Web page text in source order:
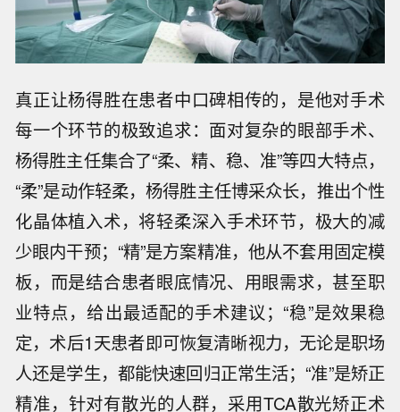
真正让杨得胜在患者中口碑相传的，是他对手术
每一个环节的极致追求：面对复杂的眼部手术、
杨得胜主任集合了“柔、精、稳、准”等四大特点，
“柔”是动作轻柔，杨得胜主任博采众长，推出个性
化晶体植入术，将轻柔深入手术环节，极大的减
少眼内干预；“精”是方案精准，他从不套用固定模
板，而是结合患者眼底情况、用眼需求，甚至职
业特点，给出最适配的手术建议；“稳”是效果稳
定，术后1天患者即可恢复清晰视力，无论是职场
人还是学生，都能快速回归正常生活；“准”是矫正
精准，针对有散光的人群，采用TCA散光矫正术